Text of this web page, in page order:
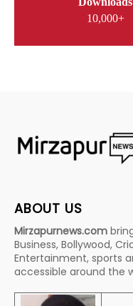
10,000+
ABOUT US
Mirzapurnews.com
Business, Bollywood,
Entertainment, sports
accessible around the